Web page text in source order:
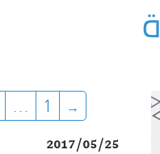
1
…
2017/05/25